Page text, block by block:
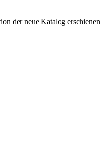
der neue Katalog